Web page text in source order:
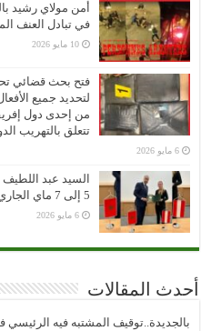
في تبادل العنف
10 مايو 2026
فتح بحث قضائي
لتحديد جميع
من إحدى دول
تتعلق بالتهريب
6 مايو 2026
السيد عبد
5 إلى 7 ماي الجاري على رأس وفد أمني هام
6 مايو 2026
أحدث المقالات
بالجديدة..توقيف المشتبه فيه